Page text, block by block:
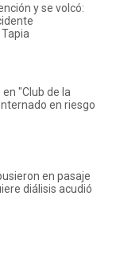
y se volcó:
"Club de la
en riesgo
en pasaje
diálisis acudió